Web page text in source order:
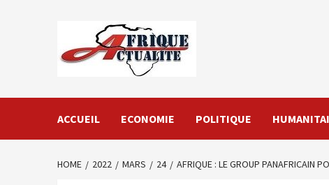
ACCUEIL ECONOMIE POLITIQUE
HOME 2022 MARS 24 AFRIQUE : LE GROUP PANAFRICAIN